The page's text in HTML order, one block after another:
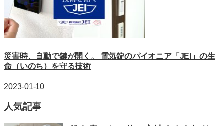
災害時、自動で鍵が開く。 電気錠のパイオニア「JEI」の生
命（いのち）を守る技術
2023-01-10
人気記事